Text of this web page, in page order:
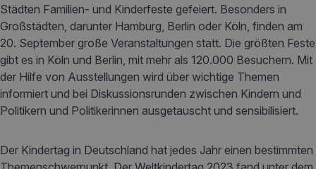
Städten Familien- und Kinderfeste gefeiert. Besonders in
Großstädten, darunter Hamburg, Berlin oder Köln, finden am
20. September große Veranstaltungen statt. Die größten Feste
gibt es in Köln und Berlin, mit mehr als 120.000 Besuchern. Mit
der Hilfe von Ausstellungen wird über wichtige Themen
informiert und bei Diskussionsrunden zwischen Kindern und
Politikern und Politikerinnen ausgetauscht und sensibilisiert.
Der Kindertag in Deutschland hat jedes Jahr einen bestimmten